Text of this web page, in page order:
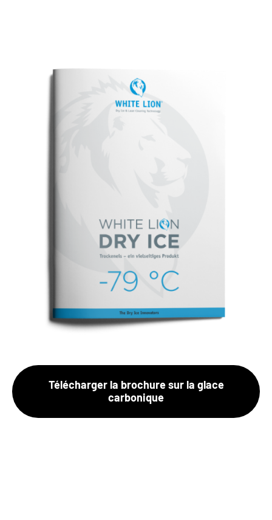
Télécharger la brochure sur la glace
carbonique